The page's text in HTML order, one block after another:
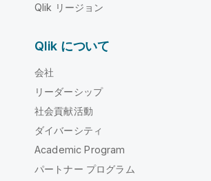
Qlik リージョン
Qlik について
会社
リーダーシップ
社会貢献活動
ダイバーシティ
Academic Program
パートナー プログラム